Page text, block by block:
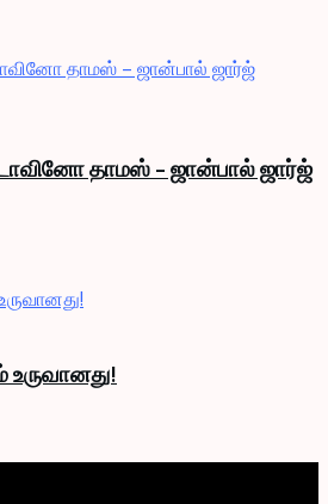
தாமஸ் – ஜான்பால் ஜார்ஜ்
உருவானது!